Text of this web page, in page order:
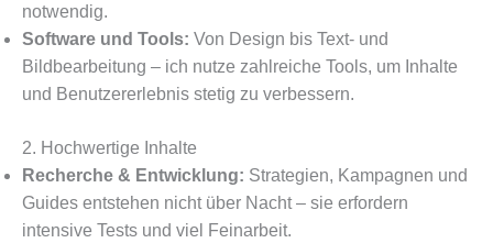
notwendig.
Software und Tools: Von Design bis Text- und
Bildbearbeitung – ich nutze zahlreiche Tools, um Inhalte
und Benutzererlebnis stetig zu verbessern.
2. Hochwertige Inhalte
Recherche & Entwicklung: Strategien, Kampagnen und
Guides entstehen nicht über Nacht – sie erfordern
intensive Tests und viel Feinarbeit.